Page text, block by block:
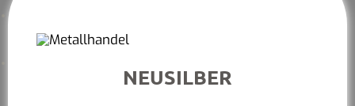
NEUSILBER